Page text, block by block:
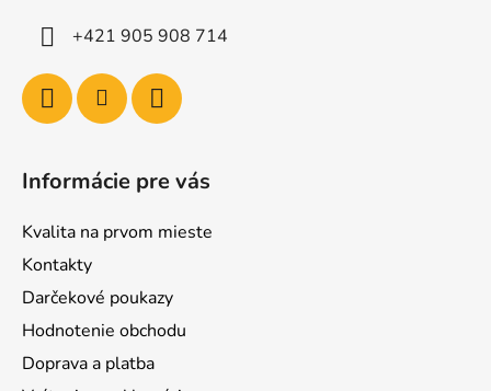
+421 905 908 714
Informácie pre vás
Kvalita na prvom mieste
Kontakty
Darčekové poukazy
Hodnotenie obchodu
Doprava a platba